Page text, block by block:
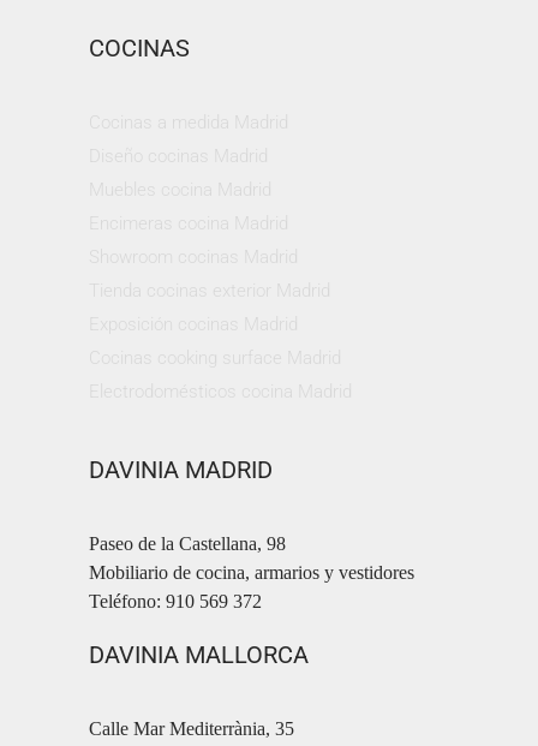
COCINAS
DAVINIA MADRID
Paseo de la Castellana, 98
Mobiliario de cocina, armarios y vestidores
Teléfono: 910 569 372
DAVINIA MALLORCA
Calle Mar Mediterrània, 35